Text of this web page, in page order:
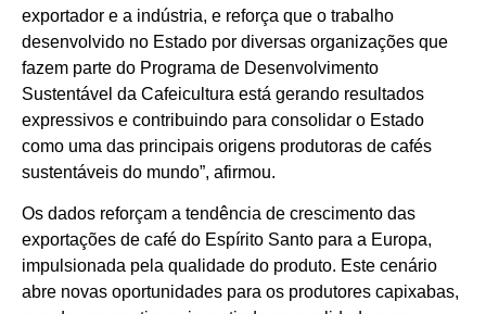
exportador e a indústria, e reforça que o trabalho
desenvolvido no Estado por diversas organizações que
fazem parte do Programa de Desenvolvimento
Sustentável da Cafeicultura está gerando resultados
expressivos e contribuindo para consolidar o Estado
como uma das principais origens produtoras de cafés
sustentáveis do mundo”, afirmou.
Os dados reforçam a tendência de crescimento das
exportações de café do Espírito Santo para a Europa,
impulsionada pela qualidade do produto. Este cenário
abre novas oportunidades para os produtores capixabas,